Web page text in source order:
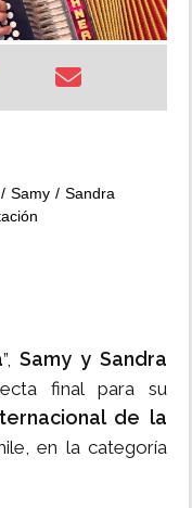
Samy
Sandra
”,Samy y Sandra
final para su
de la
en la categoría